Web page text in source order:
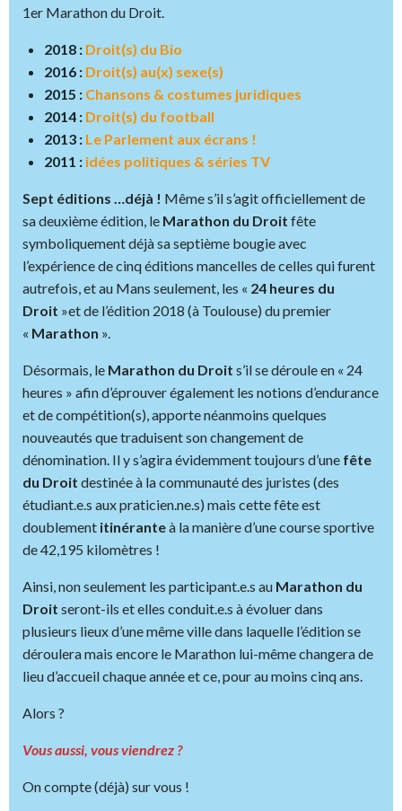
1er Marathon du Droit.
2018 : Droit(s) du Bio
2016 : Droit(s) au(x) sexe(s)
2015 : Chansons & costumes juridiques
2014 : Droit(s) du football
2013 : Le Parlement aux écrans !
2011 : idées politiques & séries TV
Sept éditions …déjà ! Même s’il s’agit officiellement de
sa deuxième édition, le Marathon du Droit fête
symboliquement déjà sa septième bougie avec
l’expérience de cinq éditions mancelles de celles qui furent
autrefois, et au Mans seulement, les « 24 heures du
Droit »et de l’édition 2018 (à Toulouse) du premier
« Marathon ».
Désormais, le Marathon du Droit s’il se déroule en « 24
heures » afin d’éprouver également les notions d’endurance
et de compétition(s), apporte néanmoins quelques
nouveautés que traduisent son changement de
dénomination. Il y s’agira évidemment toujours d’une fête
du Droit destinée à la communauté des juristes (des
étudiant.e.s aux praticien.ne.s) mais cette fête est
doublement itinéranteà la manière d’une course sportive
de 42,195 kilomètres !
Ainsi, non seulement les participant.e.s au Marathon du
Droit seront-ils et elles conduit.e.s à évoluer dans
plusieurs lieux d’une même ville dans laquelle l’édition se
déroulera mais encore le Marathon lui-même changera de
lieu d’accueil chaque année et ce, pour au moins cinq ans.
Alors ?
Vous aussi, vous viendrez ?
On compte (déjà) sur vous !